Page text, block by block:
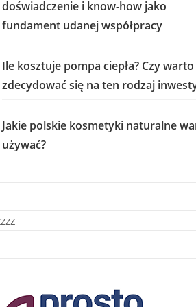
doświadczenie i know-how jako
fundament udanej współpracy
Ile kosztuje pompa ciepła? Czy warto
zdecydować się na ten rodzaj
Jakie polskie kosmetyki naturalne
używać?